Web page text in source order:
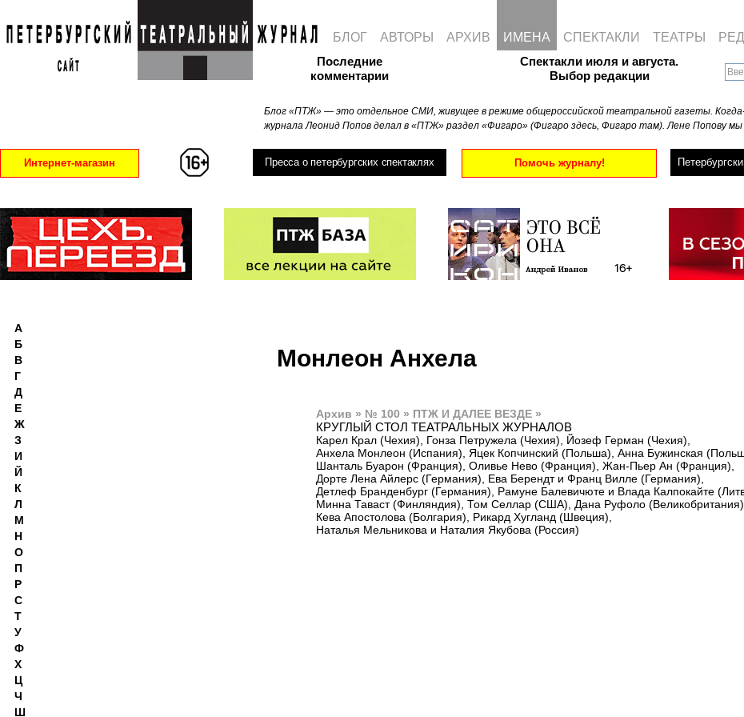
Последние
комментарии
Блог «ПТЖ» — это отдельное СМИ, живущее в режиме общероссийской театральной газеты.
журнала Леонид Попов делал в «ПТЖ» раздел «Фигаро» (Фигаро здесь, Фигаро там). Лене Попову
Спектакли июля и августа.
Выбор редакции
Интернет-магазин Пресса о петербургских спектаклях Помочь журналу!
БЛОГ АВТОРЫ АРХИВ ИМЕНА СПЕКТАКЛИ ТЕАТРЫ
Монлеон Анхела
Архив » № 100 » ПТЖ И ДАЛЕЕ ВЕЗДЕ »
КРУГЛЫЙ СТОЛ ТЕАТРАЛЬНЫХ ЖУРНАЛОВ
Карел Крал (Чехия), Гонза Петружела (Чехия), Йозеф Герман (Чехия),
Анхела Монлеон (Испания), Яцек Копчинский (Польша), Анна Бужинская
Шанталь Буарон (Франция), Оливье Нево (Франция), Жан-Пьер Ан (Франция),
Дорте Лена Айлерс (Германия), Ева Берендт и Франц Вилле (Германия),
Детлеф Бранденбург (Германия), Рамуне Балевичюте и Влада Калпокайте
Минна Таваст (Финляндия), Том Селлар (США), Дана Руфоло (Великобритания),
Кева Апостолова (Болгария), Рикард Хугланд (Швеция),
Наталья Мельникова и Наталия Якубова (Россия)
А
Б
В
Г
Д
Е
Ж
З
И
Й
К
Л
М
Н
О
П
Р
С
Т
У
Ф
Х
Ц
Ч
Ш